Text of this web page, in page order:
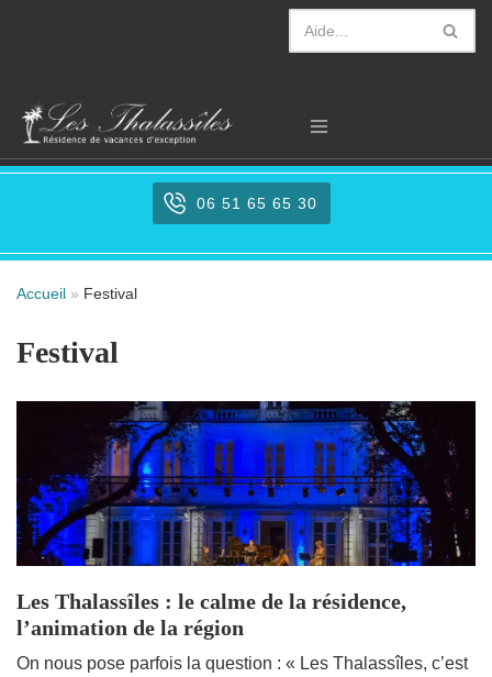
contenu
06 51 65 65 30
Accueil » Festival
Festival
Les Thalassîles : le calme de la résidence,
l’animation de la région
On nous pose parfois la question : « Les Thalassîles, c’est